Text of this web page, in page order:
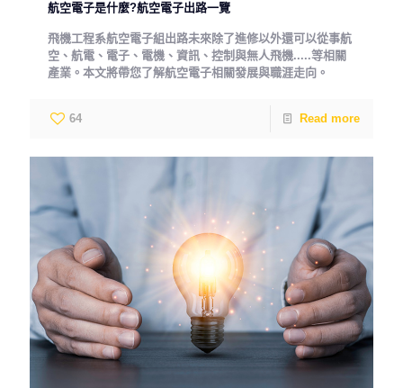
航空電子是什麼?航空電子出路一覽
飛機工程系航空電子組出路未來除了進修以外還可以從事航
空、航電、電子、電機、資訊、控制與無人飛機.....等相關
產業。本文將帶您了解航空電子相關發展與職涯走向。
64 Read more